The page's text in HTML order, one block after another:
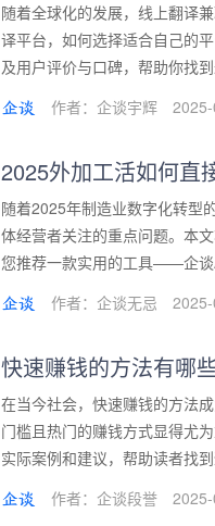
随着全球化的发展，线上翻译
译平台，如何选择适合自己的
及用户评价与口碑，帮助你找
作者：企谈宇辉
2025外加工活如何直
随着2025年制造业数字化转型
体经营者关注的重点问题。本
您推荐一款实用的工具——企谈
作者：企谈无忌
快速赚钱的方法有哪
在当今社会，快速赚钱的方法
门槛且热门的赚钱方式显得尤
实际案例和建议，帮助读者找
作者：企谈段誉